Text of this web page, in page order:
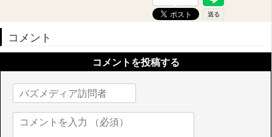
コメント
コメントを投稿する